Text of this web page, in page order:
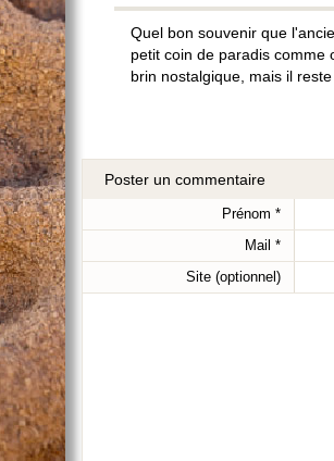
Quel bon souvenir que
petit coin de paradis comme
brin nostalgique, mais il
Poster un commentaire
Prénom *
Mail *
Site (optionnel)